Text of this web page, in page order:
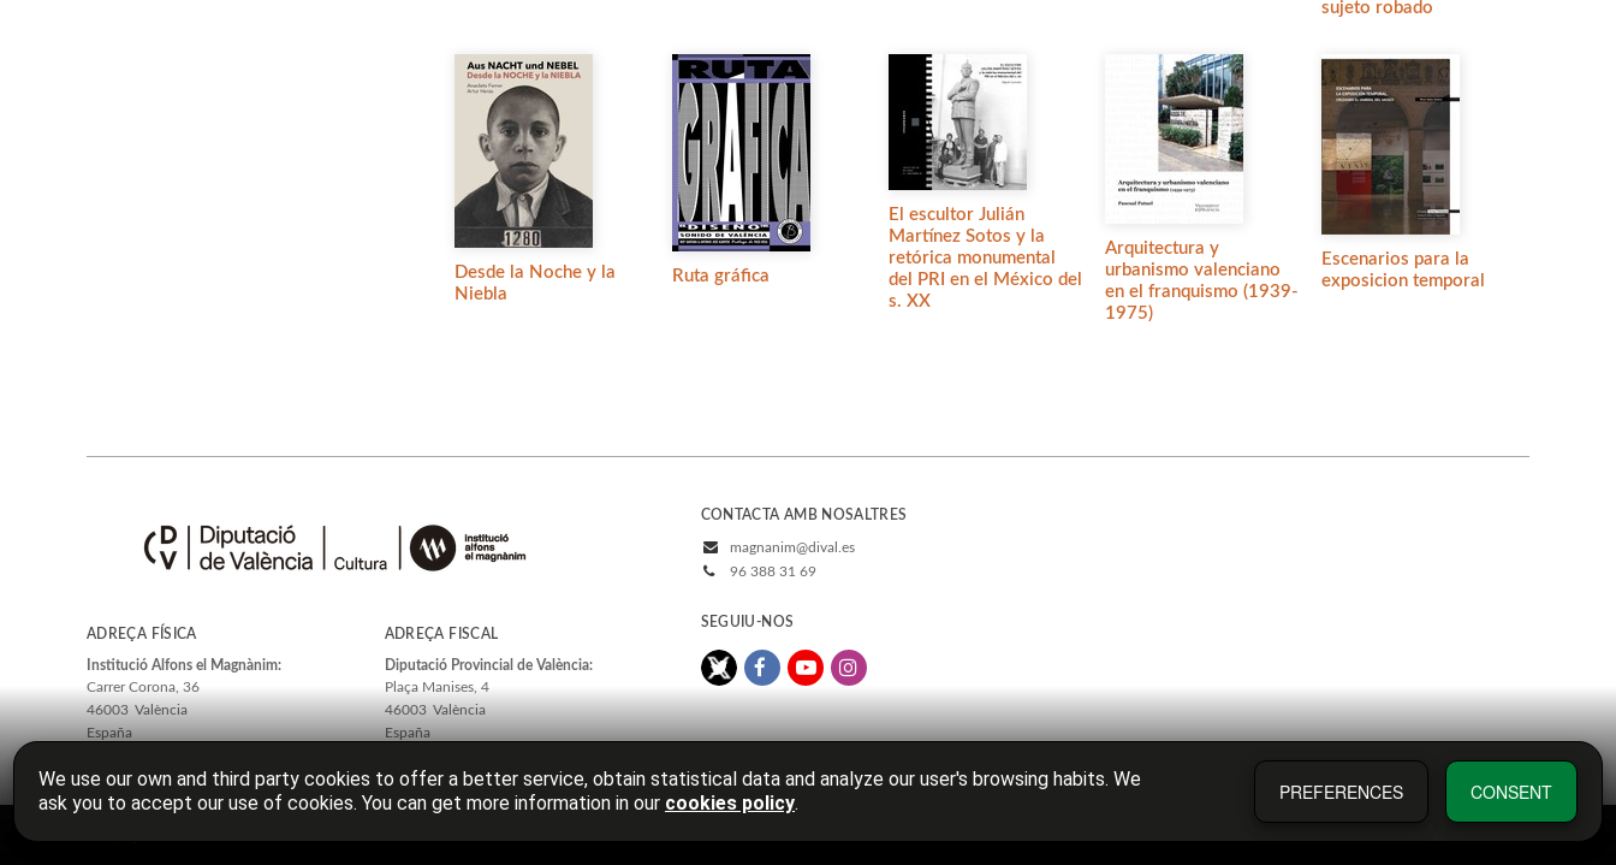
sujeto robado
Desde la Noche y la
Niebla
Ruta gráfica
El escultor Julián
Martínez Sotos y la
retórica monumental
del PRI en el México del
s. XX
Arquitectura y
urbanismo valenciano
en el franquismo (1939-
1975)
Escenarios para la
exposicion temporal
ADREÇA FÍSICA
Institució Alfons el Magnànim:
Carrer Corona, 36
46003 València
España
ADREÇA FISCAL
Diputació Provincial de València:
Plaça Manises, 4
46003 València
España
CONTACTA AMB NOSALTRES
magnanim@dival.es
96 388 31 69
SEGUIU-NOS
We use our own and third party cookies to offer a better service, obtain statistical data and analyze our user's browsing habits. We
ask you to accept our use of cookies. You can get more information in our cookies policy. PREFERENCES CONSENT